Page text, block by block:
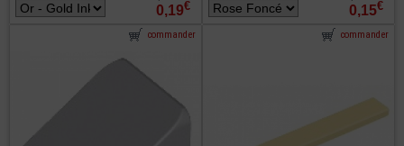
0,19€ 0,15€
commander commander